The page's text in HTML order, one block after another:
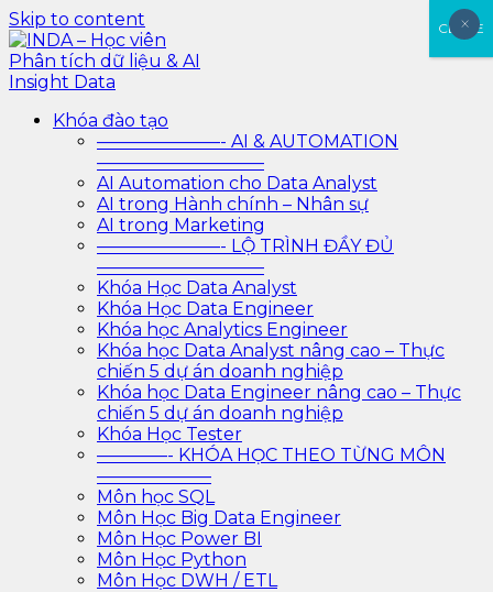
Skip to content
INDA – Học viên Phân tích dữ liệu & AI Insight Data
INDA – Học viện Đào tạo phân tích dữ liệu & AI chuyên
sâu cho ngành ngân hàng – bảo hiểm – chứng khoán
và doanh nghiệp với các project thực tế, cá nhân hóa
lộ trình với AI
Khóa đào tạo
———————- AI & AUTOMATION
—————————–
AI Automation cho Data Analyst
AI trong Hành chính – Nhân sự
AI trong Marketing
———————- LỘ TRÌNH ĐẦY ĐỦ
—————————–
Khóa Học Data Analyst
Khóa Học Data Engineer
Khóa học Analytics Engineer
Khóa học Data Analyst nâng cao – Thực
chiến 5 dự án doanh nghiệp
Khóa học Data Engineer nâng cao – Thực
chiến 5 dự án doanh nghiệp
Khóa Học Tester
————- KHÓA HỌC THEO TỪNG MÔN
——————–
Môn học SQL
Môn Học Big Data Engineer
Môn Học Power BI
Môn Học Python
Môn Học DWH / ETL
×
CLOSE
×